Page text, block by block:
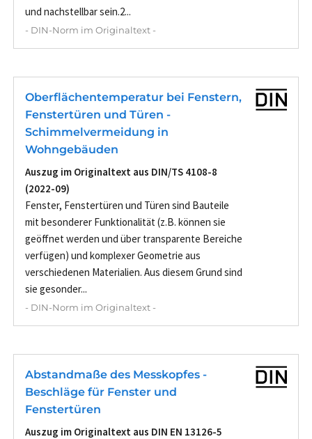
und nachstellbar sein.2...
- DIN-Norm im Originaltext -
Oberflächentemperatur bei Fenstern,
Fenstertüren und Türen -
Schimmelvermeidung in
Wohngebäuden
Auszug im Originaltext aus DIN/TS 4108-8
(2022-09)
Fenster, Fenstertüren und Türen sind Bauteile
mit besonderer Funktionalität (z.B. können sie
geöffnet werden und über transparente Bereiche
verfügen) und komplexer Geometrie aus
verschiedenen Materialien. Aus diesem Grund sind
sie gesonder...
- DIN-Norm im Originaltext -
Abstandmaße des Messkopfes -
Beschläge für Fenster und
Fenstertüren
Auszug im Originaltext aus DIN EN 13126-5